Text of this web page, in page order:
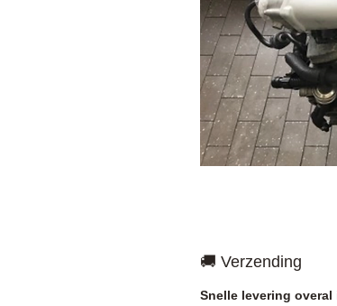
🚚 Verzending
Snelle levering overal